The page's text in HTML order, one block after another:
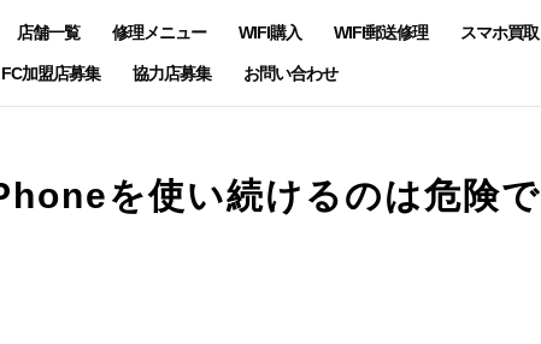
店舗一覧 修理メニュー WIFI購入 WIFI郵送修理 スマホ買取
FC加盟店募集 協力店募集 お問い合わせ
を使い続けるのは危険で